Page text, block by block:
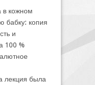
в кожном
бабку: копия
и
100 %
лекция была